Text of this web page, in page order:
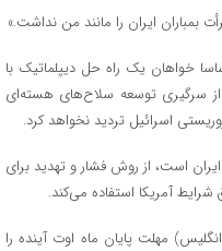
بمباران ایران را مانند من نداشت.»
خواهان یک راه حل دیپلماتیک با
سرگیری توسعه سلاح‌های هسته‌ای
اسرائیل تردید نخواهد کرد.
است، از روش فشار و تهدید برای
آمریکا استفاده می‌کند.
مهلت پایان ماه اوت آینده را